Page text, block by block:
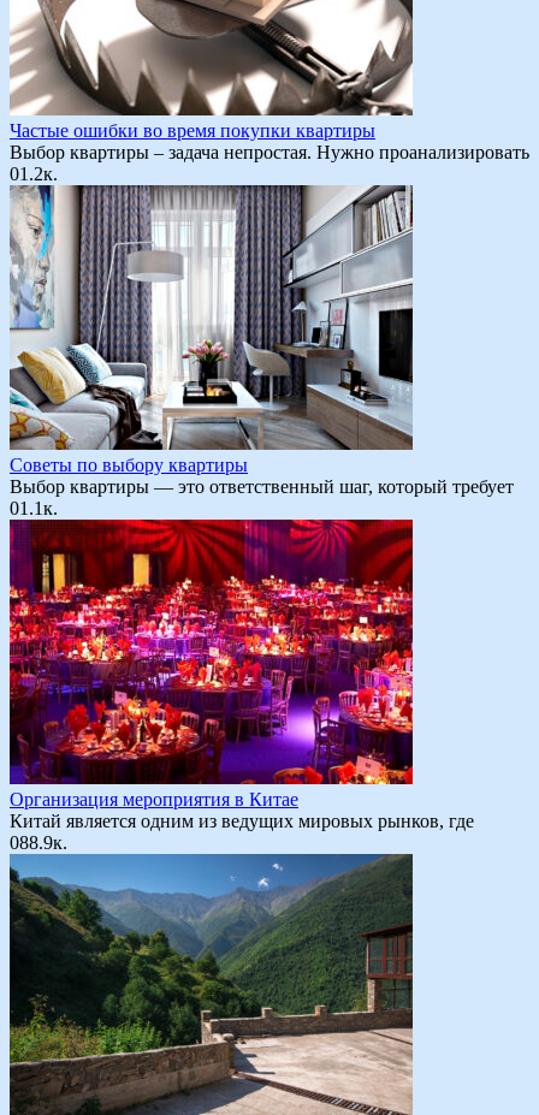
Частые ошибки во время покупки квартиры
Выбор квартиры – задача непростая. Нужно проанализировать
01.2к.
Советы по выбору квартиры
Выбор квартиры — это ответственный шаг, который требует
01.1к.
Организация мероприятия в Китае
Китай является одним из ведущих мировых рынков, где
088.9к.